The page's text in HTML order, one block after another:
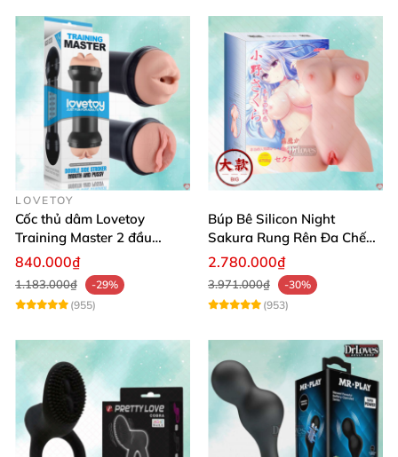
LOVETOY
Cốc thủ dâm Lovetoy
Training Master 2 đầu
silicon nguyên khối dễ dùng
840.000₫
1.183.000₫
-29%
(955)
Búp Bê Silicon Night
Sakura Rung Rên Đa Chế
Độ Cao Cấp
2.780.000₫
3.971.000₫
-30%
(953)